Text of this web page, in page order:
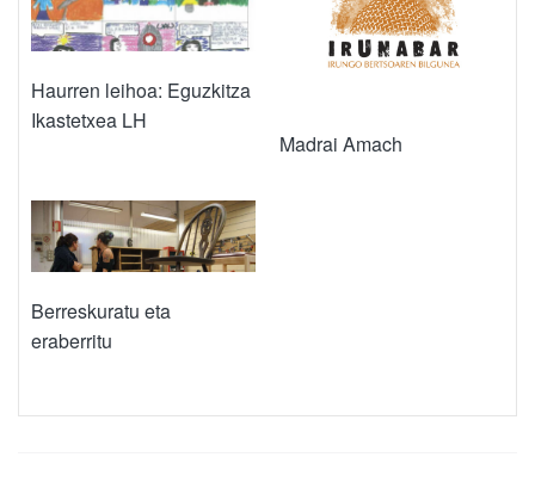
Haurren leihoa: Eguzkitza
Ikastetxea LH
Madrai Amach
Berreskuratu eta
eraberritu